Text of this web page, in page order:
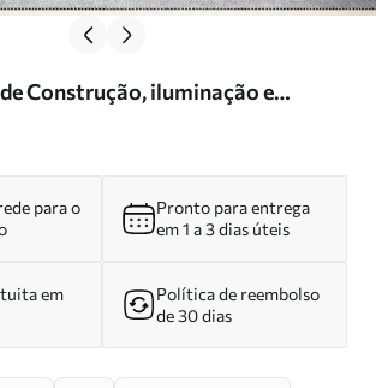
Construção, iluminação e
para o
Pronto para entrega
em 1 a 3 dias úteis
em
Política de reembolso
de 30 dias